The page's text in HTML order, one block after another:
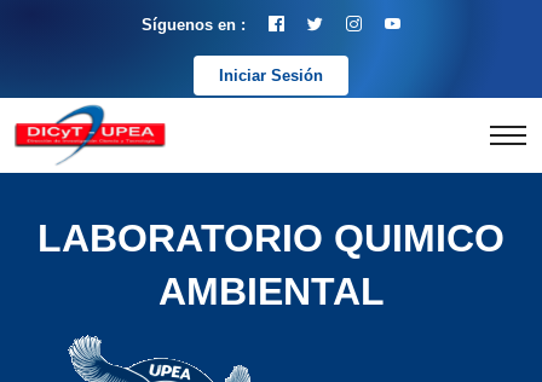
Síguenos en :
Iniciar Sesión
LABORATORIO QUIMICO
AMBIENTAL